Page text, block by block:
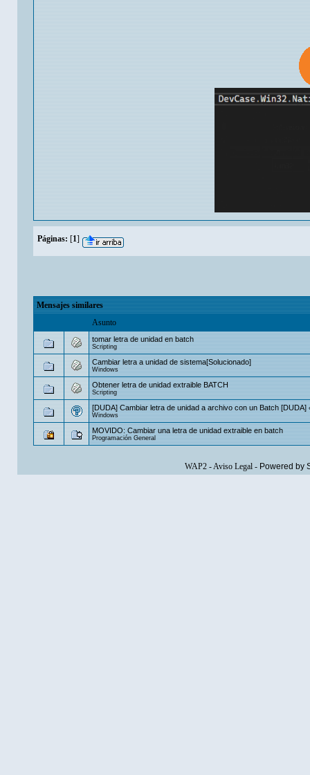
Páginas: [1]
Mensajes similares
Asunto
tomar letra de unidad en batch
Scripting
Cambiar letra a unidad de sistema[Solucionado]
Windows
Obtener letra de unidad extraible BATCH
Scripting
[DUDA] Cambiar letra de unidad a archivo con un Batch [DUDA]
Windows
MOVIDO: Cambiar una letra de unidad extraible en batch
Programación General
WAP2-Aviso Legal- Powered by